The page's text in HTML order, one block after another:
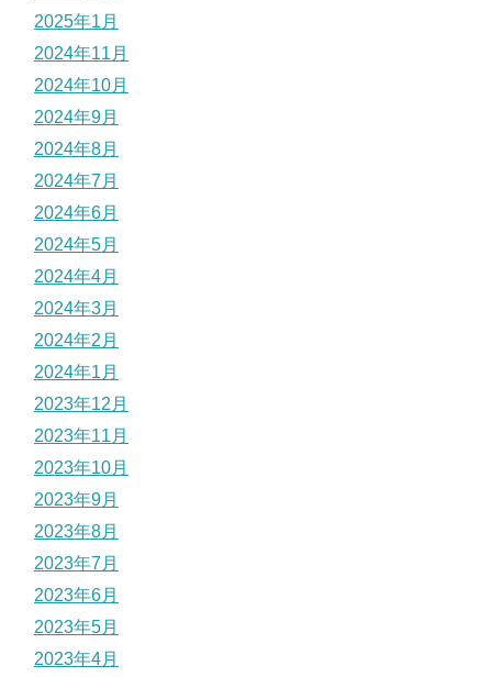
2025年1月
2024年11月
2024年10月
2024年9月
2024年8月
2024年7月
2024年6月
2024年5月
2024年4月
2024年3月
2024年2月
2024年1月
2023年12月
2023年11月
2023年10月
2023年9月
2023年8月
2023年7月
2023年6月
2023年5月
2023年4月